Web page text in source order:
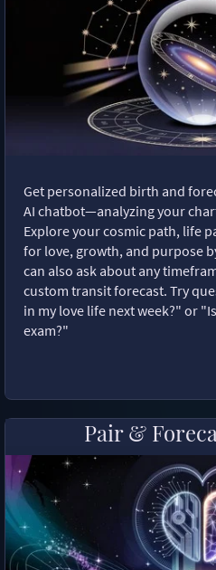
Get personalized birth and
AI chatbot—analyzing your
Explore your cosmic path, life
for love, growth, and purpose
can also ask about any
custom transit forecast. Try
in my love life next week?" or
exam?"
Pair &